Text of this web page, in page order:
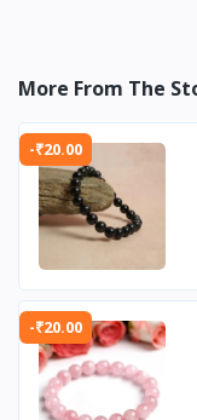
More From The
-₹20.00
-₹20.00